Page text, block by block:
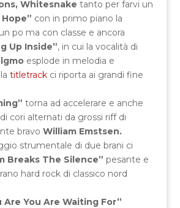
Whitesnake tanto per farvi un
con in primo piano la
po ma con classe e ancora
Up Inside”, in cui la vocalità di
esplode in melodia e
titletrack ci riporta ai grandi fine
torna ad accelerare e anche
cori alternati da grossi riff di
bravo William Emstsen.
strumentale di due brani ci
Breaks The Silence” pesante e
hard rock di classico nord
Are You Are Waiting For”